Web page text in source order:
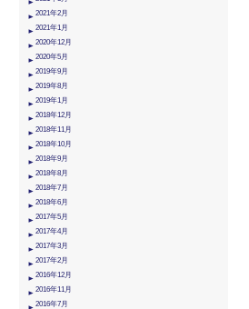
2021年2月
2021年1月
2020年12月
2020年5月
2019年9月
2019年8月
2019年1月
2018年12月
2018年11月
2018年10月
2018年9月
2018年8月
2018年7月
2018年6月
2017年5月
2017年4月
2017年3月
2017年2月
2016年12月
2016年11月
2016年7月